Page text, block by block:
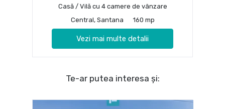
Casă / Vilă cu 4 camere de vânzare
Central, Santana
160 mp
Vezi mai multe detalii
Te-ar putea interesa și: